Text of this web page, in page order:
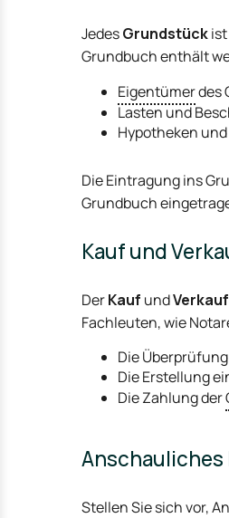
JedesGrundstück
Grundbuch enthält
Eigentümerdes
Lasten und
Hypotheken
Die Eintragung ins
Grundbuch
Kauf und
DerKauf undVerkauf
Fachleuten, wie
Die
Die Erstellung
Die Zahlung der
Anschauliches
Stellen Sie sich vor,